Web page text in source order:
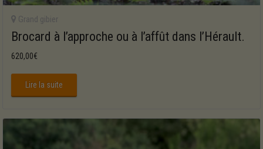
Grand gibier
Brocard à l’approche ou à l’affût dans l’Hérault.
620,00€
Lire la suite